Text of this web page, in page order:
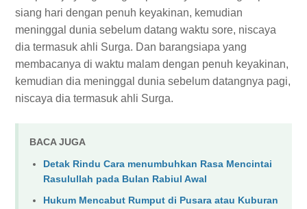
siang hari dengan penuh keyakinan, kemudian
meninggal dunia sebelum datang waktu sore, niscaya
dia termasuk ahli Surga. Dan barangsiapa yang
membacanya di waktu malam dengan penuh keyakinan,
kemudian dia meninggal dunia sebelum datangnya pagi,
niscaya dia termasuk ahli Surga.
BACA JUGA
Detak Rindu Cara menumbuhkan Rasa Mencintai
Rasulullah pada Bulan Rabiul Awal
Hukum Mencabut Rumput di Pusara atau Kuburan